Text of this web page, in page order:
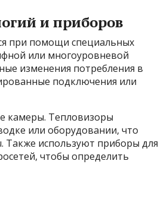
и приборов
при помощи специальных
или многоуровневой
изменения потребления в
подключения или
камеры. Тепловизоры
или оборудовании, что
Также используют приборы для
чтобы определить